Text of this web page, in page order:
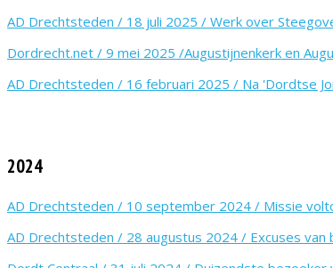
AD Drechtsteden / 18 juli 2025 / Werk over
Dordrecht.net / 9 mei 2025 /Augustijnenkerk en
AD Drechtsteden / 16 februari 2025 / Na 'Dordtse
2024
AD Drechtsteden / 10 september 2024 / Missie
AD Drechtsteden / 28 augustus 2024 / Excuses